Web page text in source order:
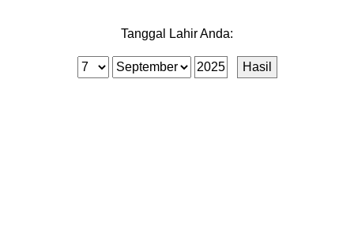
Tanggal Lahir Anda: